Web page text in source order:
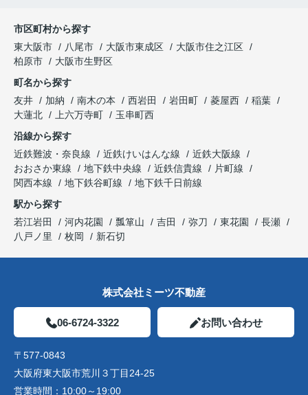
市区町村から探す
東大阪市
八尾市 大阪市東成区
大阪市住之江区
柏原市
大阪市生野区
町名から探す
友井
加納 南木の本 西岩田 岩田町 菱屋西
稲葉
大蓮北
上六万寺町
玉串町西
沿線から探す
近鉄難波・奈良線
近鉄けいはんな線
近鉄大阪線
おおさか東線
地下鉄中央線 近鉄信貴線
片町線
関西本線
地下鉄谷町線
地下鉄千日前線
駅から探す
若江岩田
河内花園 瓢箪山 吉田 弥刀 東花園
長瀬
八戸ノ里
枚岡 新石切
株式会社ミーツ不動産
06-6724-3322 お問い合わせ
〒577-0843
大阪府東大阪市荒川３丁目24-25
営業時間： 10:00～19:00